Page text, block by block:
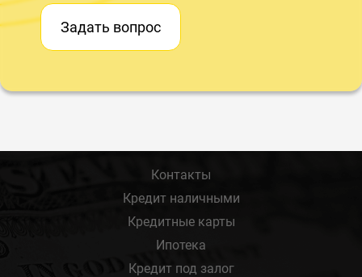
Задать вопрос
Контакты
Кредит наличными
Кредитные карты
Ипотека
Кредит под залог